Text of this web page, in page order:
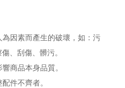
因素而產生的破壞，如：污
、刮傷、髒污。
商品本身品質。
件不齊者。